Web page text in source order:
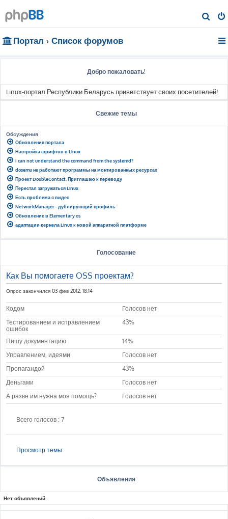
о
Портал Список форумов
Добро пожаловать!
Linux-портал Республики Беларусь приветствует своих посетителей!
Свежие темы
Обсуждения
Обновления портала
Настройка шрифтов в Linux
I can not understand the command from the systemd?
dosemu не работают программы на монтированных ресурсах
Проект DoubleContact. Приглашаю к переводу
Перестал загружаться Linux
Есть проблема с видео
NetworkManager - дублирующий профиль
Обновление в Elementary os
адаптации кернела Linux к новой аппаратной платформе
Голосование
Как Вы помогаете OSS проектам?
Опрос закончился 03 фев 2012, 18:14
Кодом
Голосов нет
Тестированием и исправлением
ошибок
43%
Пишу документацию
14%
Управлением, идеями
Голосов нет
Пропагандой
43%
Деньгами
Голосов нет
А разве им нужна моя помощь?
Голосов нет
Всего голосов : 7
Просмотр темы
Объявления
Нет объявлений